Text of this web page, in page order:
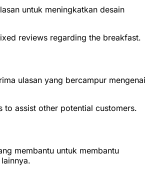
untuk meningkatkan desain
reviews regarding the breakfast.
ulasan yang bercampur mengenai
to assist other potential customers.
membantu untuk membantu